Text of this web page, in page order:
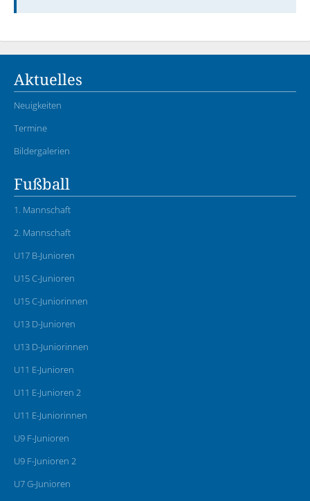
Aktuelles
Neuigkeiten
Termine
Bildergalerien
Fußball
1. Mannschaft
2. Mannschaft
U17 B-Junioren
U15 C-Junioren
U15 C-Juniorinnen
U13 D-Junioren
U13 D-Juniorinnen
U11 E-Junioren
U11 E-Junioren 2
U11 E-Juniorinnen
U9 F-Junioren
U9 F-Junioren 2
U7 G-Junioren